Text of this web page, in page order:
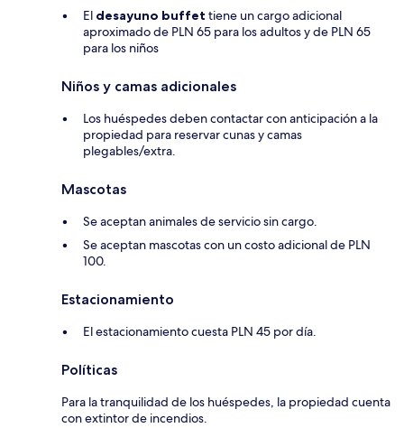
El desayuno buffet tiene un cargo adicional
aproximado de PLN 65 para los adultos y de PLN 65
para los niños
Niños y camas adicionales
Los huéspedes deben contactar con anticipación a la
propiedad para reservar cunas y camas
plegables/extra.
Mascotas
Se aceptan animales de servicio sin cargo.
Se aceptan mascotas con un costo adicional de PLN
100.
Estacionamiento
El estacionamiento cuesta PLN 45 por día.
Políticas
Para la tranquilidad de los huéspedes, la propiedad cuenta
con extintor de incendios.